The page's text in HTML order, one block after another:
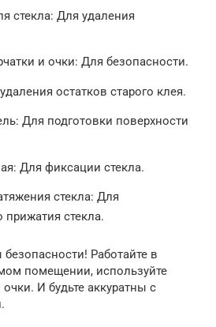
стекла: Для удаления
и очки: Для безопасности.
остатков старого клея.
Для подготовки поверхности
Для фиксации стекла.
стекла: Для
прижатия стекла.
Работайте в
помещении, используйте
И будьте аккуратны с